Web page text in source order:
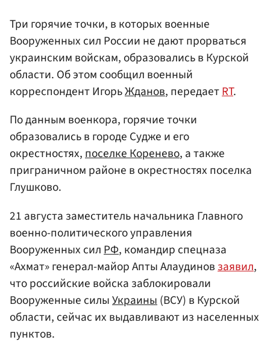
Три горячие точки, в которых военные
Вооруженных сил России не дают прорваться
украинским войскам, образовались в Курской
области. Об этом сообщил военный
корреспондент ИгорьЖданов, передаетRT.
По данным военкора, горячие точки
образовались в городе Судже и его
окрестностях,поселке Коренево, а также
приграничном районе в окрестностях поселка
Глушково.
21 августа заместитель начальника Главного
военно-политического управления
Вооруженных сил РФ, командир спецназа
«Ахмат» генерал-майор Апты Алаудинов заявил,
что российские войска заблокировали
Вооруженные силыУкраины (ВСУ) в Курской
области, сейчас их выдавливают из населенных
пунктов.